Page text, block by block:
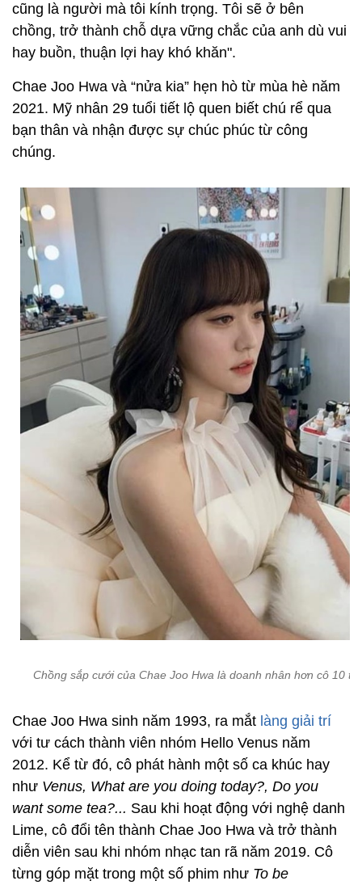
cũng là người mà tôi kính trọng. Tôi sẽ ở bên
chồng, trở thành chỗ dựa vững chắc của anh dù vui
hay buồn, thuận lợi hay khó khăn".
Chae Joo Hwa và “nửa kia” hẹn hò từ mùa hè năm
2021. Mỹ nhân 29 tuổi tiết lộ quen biết chú rể qua
bạn thân và nhận được sự chúc phúc từ công
chúng.
Chồng sắp cưới của Chae Joo Hwa là doanh nhân hơn cô 10
Chae Joo Hwa sinh năm 1993, ra mắt làng giải trí
với tư cách thành viên nhóm Hello Venus năm
2012. Kể từ đó, cô phát hành một số ca khúc hay
như Venus, What are you doing today?, Do you
want some tea?... Sau khi hoạt động với nghệ danh
Lime, cô đổi tên thành Chae Joo Hwa và trở thành
diễn viên sau khi nhóm nhạc tan rã năm 2019. Cô
từng góp mặt trong một số phim như To be